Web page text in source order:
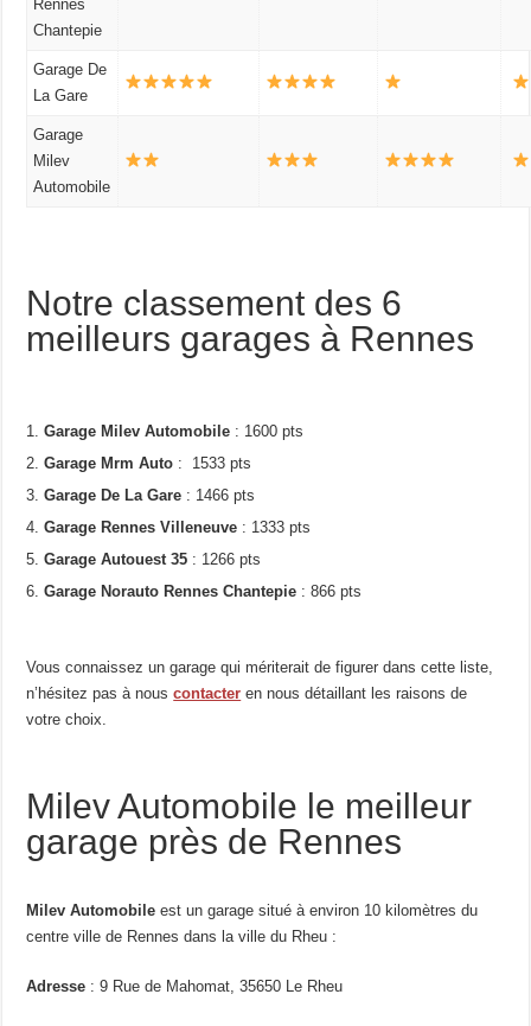
Rennes
Chantepie
Garage De
La Gare
Garage
Milev
Automobile
Notre classement des 6
meilleurs garages à Rennes
Garage Milev Automobile : 1600 pts
Garage Mrm Auto : 1533 pts
Garage De La Gare : 1466 pts
Garage Rennes Villeneuve : 1333 pts
Garage Autouest 35 : 1266 pts
Garage Norauto Rennes Chantepie : 866 pts
Vous connaissez un garage qui mériterait de figurer dans cette liste,
n’hésitez pas à nouscontacter en nous détaillant les raisons de
votre choix.
Milev Automobile le meilleur
garage près de Rennes
Milev Automobile est un garage situé à environ 10 kilomètres du
centre ville de Rennes dans la ville du Rheu :
Adresse : 9 Rue de Mahomat, 35650 Le Rheu